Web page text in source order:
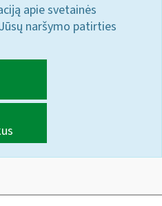
apie svetainės
naršymo patirties